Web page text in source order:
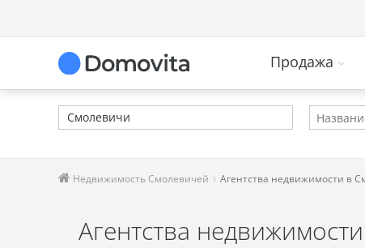
Продажа
Смолевичи
Недвижимость Смолевичей Агентства недвижимости в
Агентства